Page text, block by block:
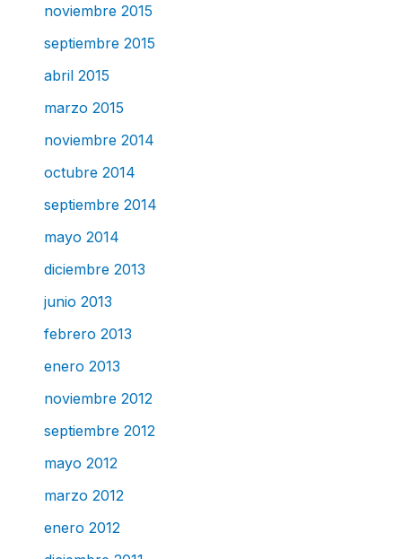
noviembre 2015
septiembre 2015
abril 2015
marzo 2015
noviembre 2014
octubre 2014
septiembre 2014
mayo 2014
diciembre 2013
junio 2013
febrero 2013
enero 2013
noviembre 2012
septiembre 2012
mayo 2012
marzo 2012
enero 2012